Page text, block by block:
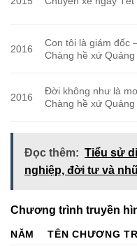
2016
Con tôi là giám đốc
Chàng hề xứ Quảng
2016
Đời không như là
Chàng hề xứ Quảng
Đọc thêm: Tiểu sử
nghiệp, đời tư và
Chương trình truyền
NĂM TÊN CHƯƠNG